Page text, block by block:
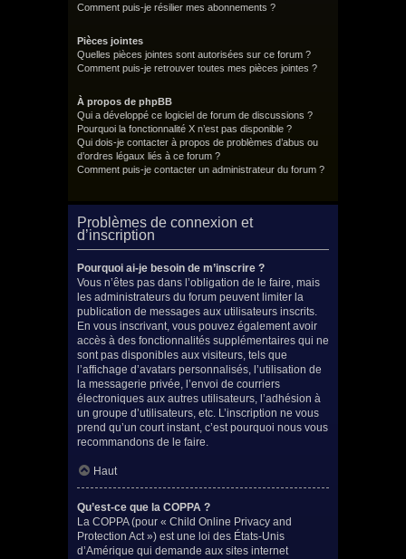
Comment puis-je résilier mes abonnements ?
Pièces jointes
Quelles pièces jointes sont autorisées sur ce forum ?
Comment puis-je retrouver toutes mes pièces jointes ?
À propos de phpBB
Qui a développé ce logiciel de forum de discussions ?
Pourquoi la fonctionnalité X n’est pas disponible ?
Qui dois-je contacter à propos de problèmes d’abus ou
d’ordres légaux liés à ce forum ?
Comment puis-je contacter un administrateur du forum ?
Problèmes de connexion et
d’inscription
Pourquoi ai-je besoin de m’inscrire ?
Vous n’êtes pas dans l’obligation de le faire, mais
les administrateurs du forum peuvent limiter la
publication de messages aux utilisateurs inscrits.
En vous inscrivant, vous pouvez également avoir
accès à des fonctionnalités supplémentaires qui ne
sont pas disponibles aux visiteurs, tels que
l’affichage d’avatars personnalisés, l’utilisation de
la messagerie privée, l’envoi de courriers
électroniques aux autres utilisateurs, l’adhésion à
un groupe d’utilisateurs, etc. L’inscription ne vous
prend qu’un court instant, c’est pourquoi nous vous
recommandons de le faire.
Haut
Qu’est-ce que la COPPA ?
La COPPA (pour « Child Online Privacy and
Protection Act ») est une loi des États-Unis
d’Amérique qui demande aux sites internet